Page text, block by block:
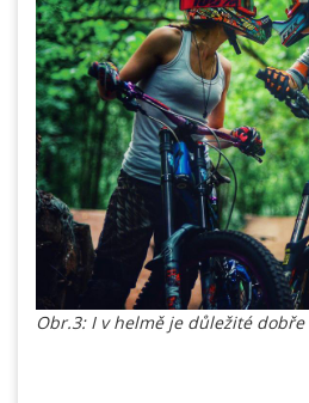
Obr.3: I v helmě je důležité